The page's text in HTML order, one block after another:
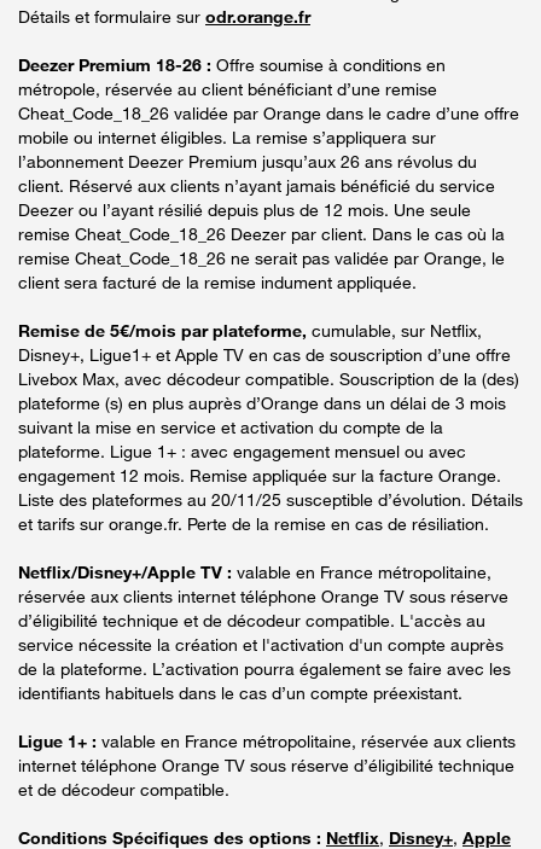
Détails et formulaire sur odr.orange.fr
Deezer Premium 18-26 : Offre soumise à conditions en
métropole, réservée au client bénéficiant d’une remise
Cheat_Code_18_26 validée par Orange dans le cadre d’une offre
mobile ou internet éligibles. La remise s’appliquera sur
l’abonnement Deezer Premium jusqu’aux 26 ans révolus du
client. Réservé aux clients n’ayant jamais bénéficié du service
Deezer ou l’ayant résilié depuis plus de 12 mois. Une seule
remise Cheat_Code_18_26 Deezer par client. Dans le cas où la
remise Cheat_Code_18_26 ne serait pas validée par Orange, le
client sera facturé de la remise indument appliquée.
Remise de 5€/mois par plateforme, cumulable, sur Netflix,
Disney+, Ligue1+ et Apple TV en cas de souscription d’une offre
Livebox Max, avec décodeur compatible. Souscription de la (des)
plateforme (s) en plus auprès d’Orange dans un délai de 3 mois
suivant la mise en service et activation du compte de la
plateforme. Ligue 1+ : avec engagement mensuel ou avec
engagement 12 mois. Remise appliquée sur la facture Orange.
Liste des plateformes au 20/11/25 susceptible d’évolution. Détails
et tarifs sur orange.fr. Perte de la remise en cas de résiliation.
Netflix/Disney+/Apple TV : valable en France métropolitaine,
réservée aux clients internet téléphone Orange TV sous réserve
d’éligibilité technique et de décodeur compatible. L'accès au
service nécessite la création et l'activation d'un compte auprès
de la plateforme. L’activation pourra également se faire avec les
identifiants habituels dans le cas d’un compte préexistant.
Ligue 1+ : valable en France métropolitaine, réservée aux clients
internet téléphone Orange TV sous réserve d’éligibilité technique
et de décodeur compatible.
Conditions Spécifiques des options : Netflix, Disney+, Apple